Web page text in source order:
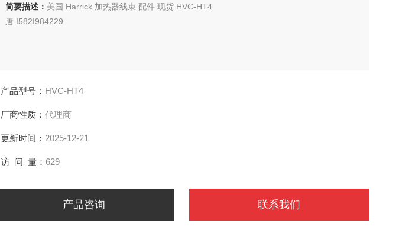
简要描述： 美国 Harrick 加热器线束 配件 现货 HVC-HT4
唐 I582I984229
产品型号： HVC-HT4
厂商性质： 代理商
更新时间： 2025-12-21
访 问 量： 629
产品咨询 联系我们